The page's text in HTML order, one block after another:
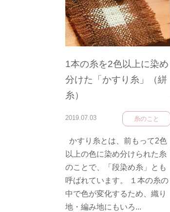
1本の糸を2色以上に染め
分けた「かすり糸」（絣
糸）
2019.07.03 糸のこと
かすり糸とは、前もって2色
以上の色に染め分けられた糸
のことで、「段染め糸」とも
呼ばれています。 １本の糸の
中で色が変化するため、織り
地・編み地にもいろ...